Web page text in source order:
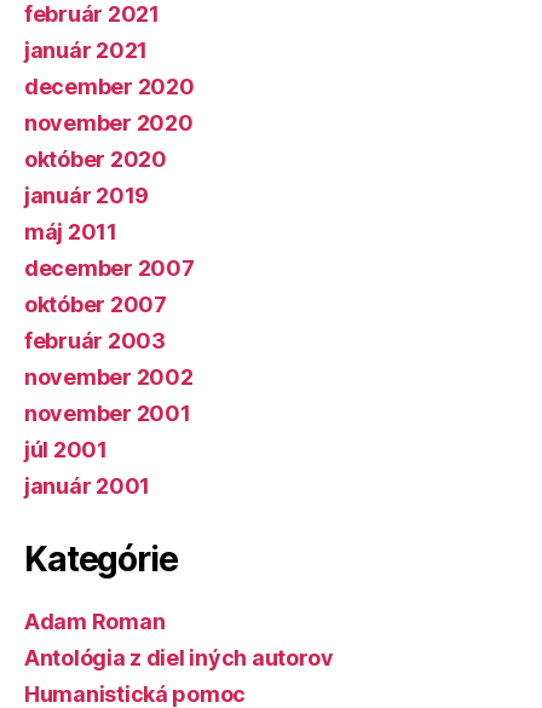
február 2021
január 2021
december 2020
november 2020
október 2020
január 2019
máj 2011
december 2007
október 2007
február 2003
november 2002
november 2001
júl 2001
január 2001
Kategórie
Adam Roman
Antológia z diel iných autorov
Humanistická pomoc